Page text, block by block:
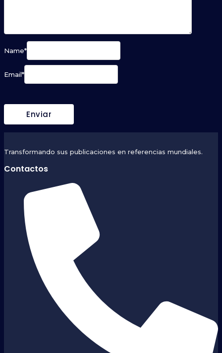
Name*
Email*
Transformando sus publicaciones en referencias mundiales.
Contactos